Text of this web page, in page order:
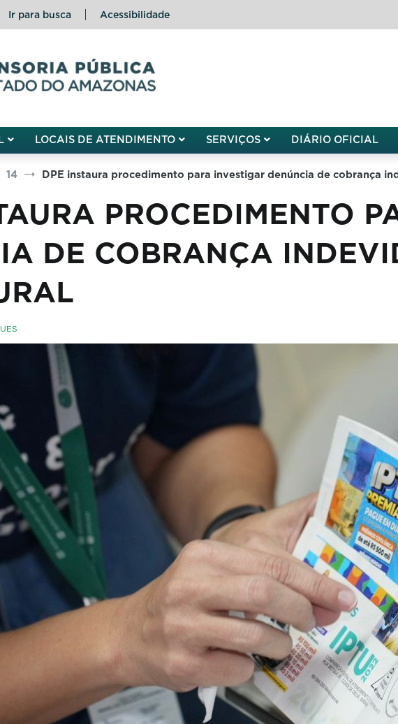
Ir para busca Acessibilidade
do Estado do Amazonas
LOCAIS DE ATENDIMENTO SERVIÇOS DIÁRIO OFICIAL
14 DPE instaura procedimento para investigar denúncia de cobrança
PROCEDIMENTO
DE COBRANÇA